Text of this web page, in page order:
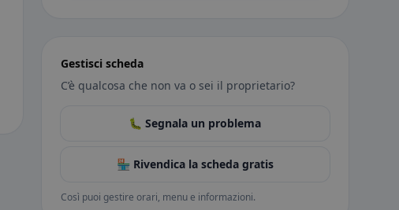
Gestisci scheda
C’è qualcosa che non va o sei il proprietario?
🐛 Segnala un problema
🏪 Rivendica la scheda gratis
Così puoi gestire orari, menu e informazioni.